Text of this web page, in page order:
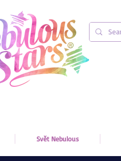
Svět Nebulous